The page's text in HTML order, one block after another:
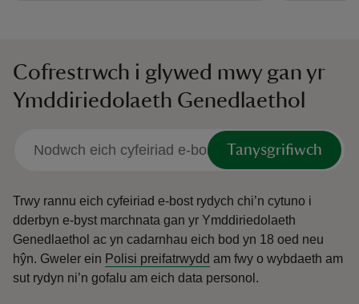
Cofrestrwch i glywed mwy gan yr
Ymddiriedolaeth Genedlaethol
Tanysgrifiwch
Trwy rannu eich cyfeiriad e-bost rydych chi’n cytuno i
dderbyn e-byst marchnata gan yr Ymddiriedolaeth
Genedlaethol ac yn cadarnhau eich bod yn 18 oed neu
hŷn. Gweler ein Polisi preifatrwydd am fwy o wybdaeth am
sut rydyn ni’n gofalu am eich data personol.